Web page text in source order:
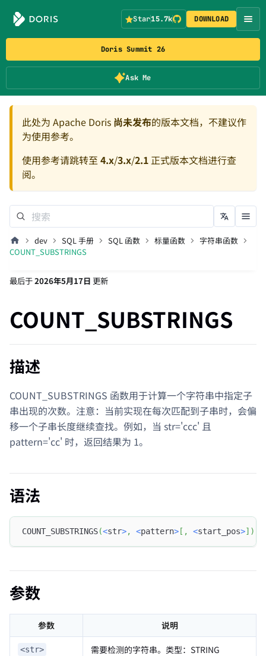
Doris Summit 26
Ask Me
Star15.7k DOWNLOAD
此处为 Apache Doris 尚未发布的版本文档，不建议作
为使用参考。
使用参考请跳转至 4.x/3.x/2.1正式版本文档进行查
阅。
dev SQL 手册 SQL 函数 标量函数
字符串函数
COUNT_SUBSTRINGS
最后于2026年5月17日 更新
COUNT_SUBSTRINGS
描述
COUNT_SUBSTRINGS 函数用于计算一个字符串中指定子
串出现的次数。注意：当前实现在每次匹配到子串时，会偏
移一个子串长度继续查找。例如，当 str='ccc' 且
pattern='cc' 时，返回结果为 1。
语法
COUNT_SUBSTRINGS(<str>, <pattern> [ , <start_pos>] )
参数
参数 说明
<str> 需要检测的字符串。类型：STRING